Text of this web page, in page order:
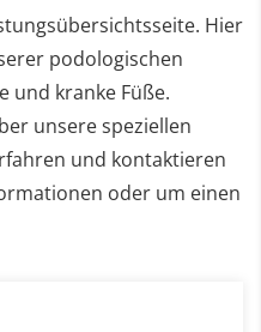
Hier
podologischen
und kranke Füße.
unsere speziellen
und kontaktieren
oder um einen